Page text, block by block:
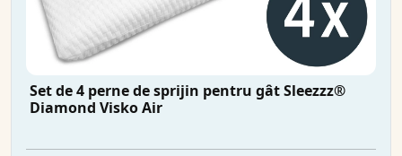
Set de 4 perne de sprijin pentru gât Sleezzz®
Diamond Visko Air